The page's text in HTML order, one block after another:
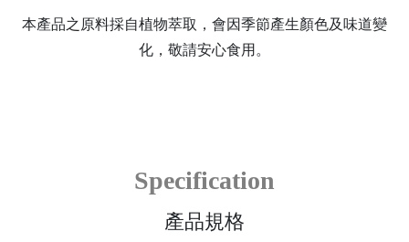
本產品之原料採自植物萃取，會因季節產生顏色及味道變
化，敬請安心食用。
Specification
產品規格